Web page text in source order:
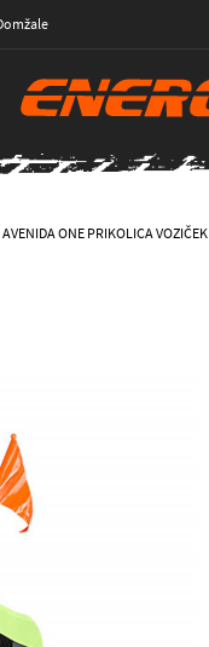
ONE PRIKOLICA VOZIČEK